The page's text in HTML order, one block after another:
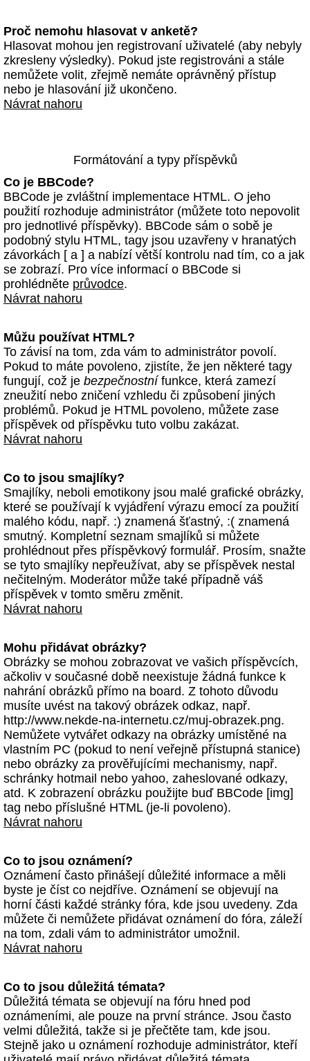
Proč nemohu hlasovat v anketě?
Hlasovat mohou jen registrovaní uživatelé (aby nebyly
zkresleny výsledky). Pokud jste registrováni a stále
nemůžete volit, zřejmě nemáte oprávněný přístup
nebo je hlasování již ukončeno.
Návrat nahoru
Formátování a typy příspěvků
Co je BBCode?
BBCode je zvláštní implementace HTML. O jeho
použití rozhoduje administrátor (můžete toto nepovolit
pro jednotlivé příspěvky). BBCode sám o sobě je
podobný stylu HTML, tagy jsou uzavřeny v hranatých
závorkách [ a ] a nabízí větší kontrolu nad tím, co a jak
se zobrazí. Pro více informací o BBCode si
prohlédněte průvodce.
Návrat nahoru
Můžu používat HTML?
To závisí na tom, zda vám to administrátor povolí.
Pokud to máte povoleno, zjistíte, že jen některé tagy
fungují, což je bezpečnostnífunkce, která zamezí
zneužití nebo zničení vzhledu či způsobení jiných
problémů. Pokud je HTML povoleno, můžete zase
příspěvek od příspěvku tuto volbu zakázat.
Návrat nahoru
Co to jsou smajlíky?
Smajlíky, neboli emotikony jsou malé grafické obrázky,
které se používají k vyjádření výrazu emocí za použití
malého kódu, např. :) znamená šťastný, :( znamená
smutný. Kompletní seznam smajlíků si můžete
prohlédnout přes příspěvkový formulář. Prosím, snažte
se tyto smajlíky nepřeužívat, aby se příspěvek nestal
nečitelným. Moderátor může také případně váš
příspěvek v tomto směru změnit.
Návrat nahoru
Mohu přidávat obrázky?
Obrázky se mohou zobrazovat ve vašich příspěvcích,
ačkoliv v současné době neexistuje žádná funkce k
nahrání obrázků přímo na board. Z tohoto důvodu
musíte uvést na takový obrázek odkaz, např.
http://www.nekde-na-internetu.cz/muj-obrazek.png.
Nemůžete vytvářet odkazy na obrázky umístěné na
vlastním PC (pokud to není veřejně přístupná stanice)
nebo obrázky za prověřujícími mechanismy, např.
schránky hotmail nebo yahoo, zaheslované odkazy,
atd. K zobrazení obrázku použijte buď BBCode [img]
tag nebo příslušné HTML (je-li povoleno).
Návrat nahoru
Co to jsou oznámení?
Oznámení často přinášejí důležité informace a měli
byste je číst co nejdříve. Oznámení se objevují na
horní části každé stránky fóra, kde jsou uvedeny. Zda
můžete či nemůžete přidávat oznámení do fóra, záleží
na tom, zdali vám to administrátor umožnil.
Návrat nahoru
Co to jsou důležitá témata?
Důležitá témata se objevují na fóru hned pod
oznámeními, ale pouze na první stránce. Jsou často
velmi důležitá, takže si je přečtěte tam, kde jsou.
Stejně jako u oznámení rozhoduje administrátor, kteří